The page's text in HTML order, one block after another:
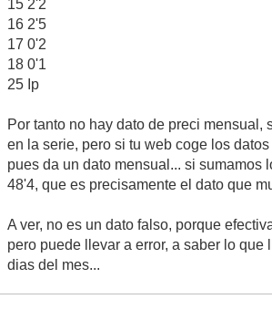
15 2'2
16 2'5
17 0'2
18 0'1
25 Ip
Por tanto no hay dato de preci mensual,
en la serie, pero si tu web coge los
pues da un dato mensual... si sumamos
48'4, que es precisamente el dato que
A ver, no es un dato falso, porque
pero puede llevar a error, a saber lo que
dias del mes...